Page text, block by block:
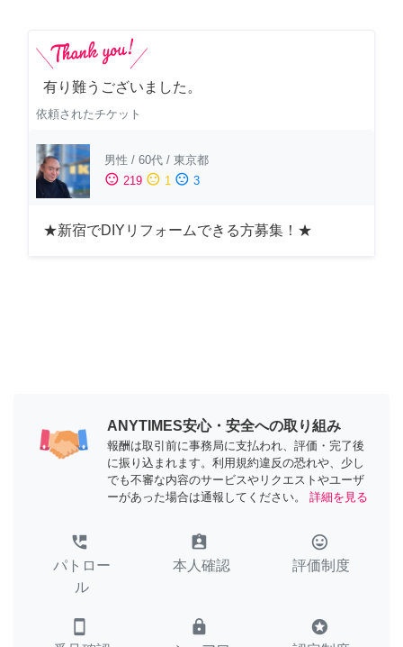
有り難うございました。
依頼されたチケット
男性 / 60代 / 東京都
sentiment_satisfied 219 sentiment_neutral 1 sentiment_dissatisfied 3
★新宿でDIYリフォームできる方募集！★
ANYTIMES安心・安全への取り組み
報酬は取引前に事務局に支払われ、評価・完了後
に振り込まれます。利用規約違反の恐れや、少し
でも不審な内容のサービスやリクエストやユーザ
ーがあった場合は通報してください。
詳細を見る
perm_phone_msg
パトロー
ル
assignment_ind
本人確認
tag_faces
評価制度
smartphone lock stars